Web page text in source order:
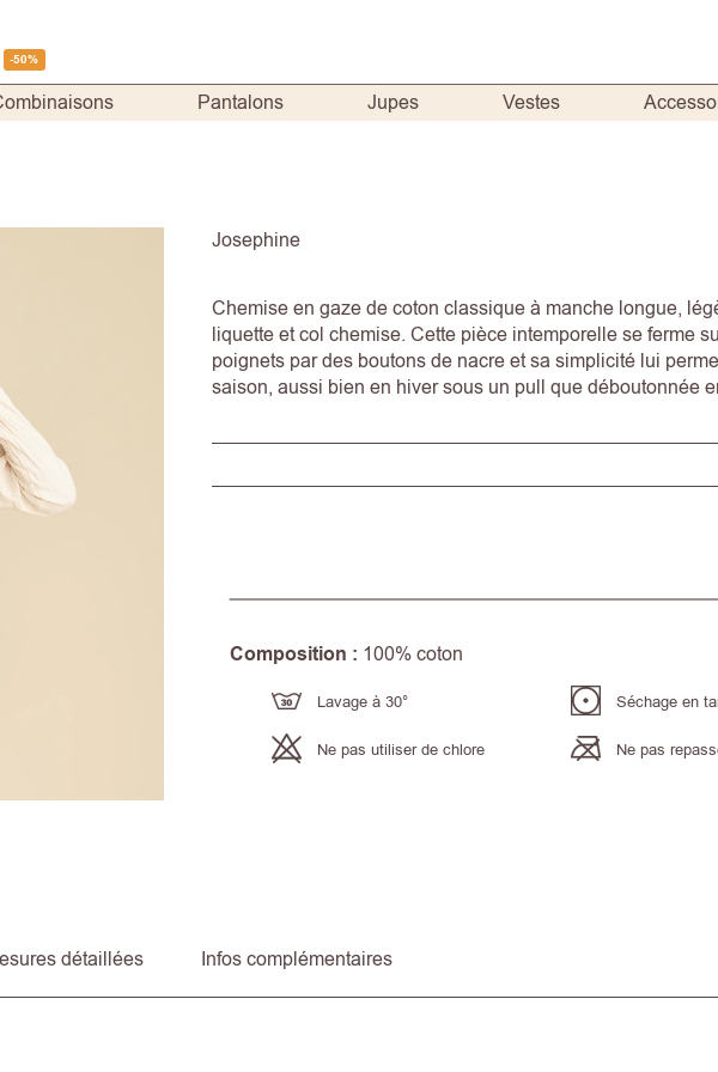
-50%
Pantalons Jupes Vestes
Josephine
Chemise en gaze de coton classique à manche longue,
liquette et col chemise. Cette pièce intemporelle se ferme
poignets par des boutons de nacre et sa simplicité lui
saison, aussi bien en hiver sous un pull que déboutonnée
Composition : 100% coton
Lavage à 30°
Ne pas utiliser de chlore
Séchage en
Ne pas
détaillées Infos complémentaires